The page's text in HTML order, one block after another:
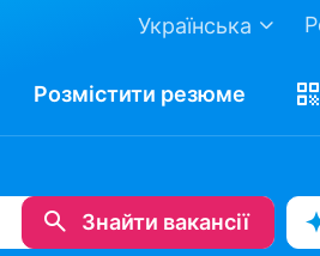
Українська
Розмістити резюме
Знайти вакансії